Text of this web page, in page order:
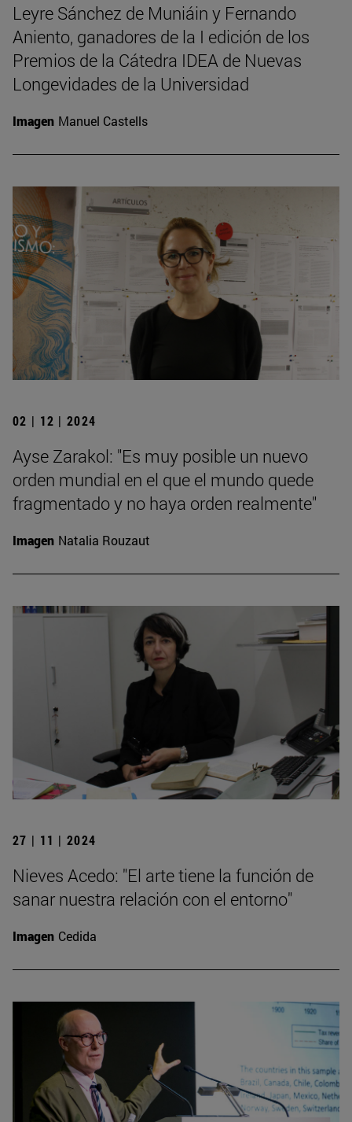
Leyre Sánchez de Muniáin y Fernando
Aniento, ganadores de la I edición de los
Premios de la Cátedra IDEA de Nuevas
Longevidades de la Universidad
Imagen Manuel Castells
02 | 12 | 2024
Ayse Zarakol: "Es muy posible un nuevo
orden mundial en el que el mundo quede
fragmentado y no haya orden realmente"
Imagen Natalia Rouzaut
27 | 11 | 2024
Nieves Acedo: "El arte tiene la función de
sanar nuestra relación con el entorno"
Imagen Cedida